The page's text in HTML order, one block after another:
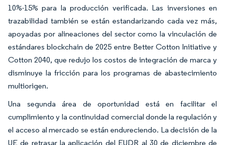
10%-15% para la producción verificada. Las inversiones en
trazabilidad también se están estandarizando cada vez más,
apoyadas por alineaciones del sector como la vinculación de
estándares blockchain de 2025 entre Better Cotton Initiative y
Cotton 2040, que redujo los costos de integración de marca y
disminuye la fricción para los programas de abastecimiento
multiorigen.
Una segunda área de oportunidad está en facilitar el
cumplimiento y la continuidad comercial donde la regulación y
el acceso al mercado se están endureciendo. La decisión de la
UE de retrasar la aplicación del EUDR al 30 de diciembre de